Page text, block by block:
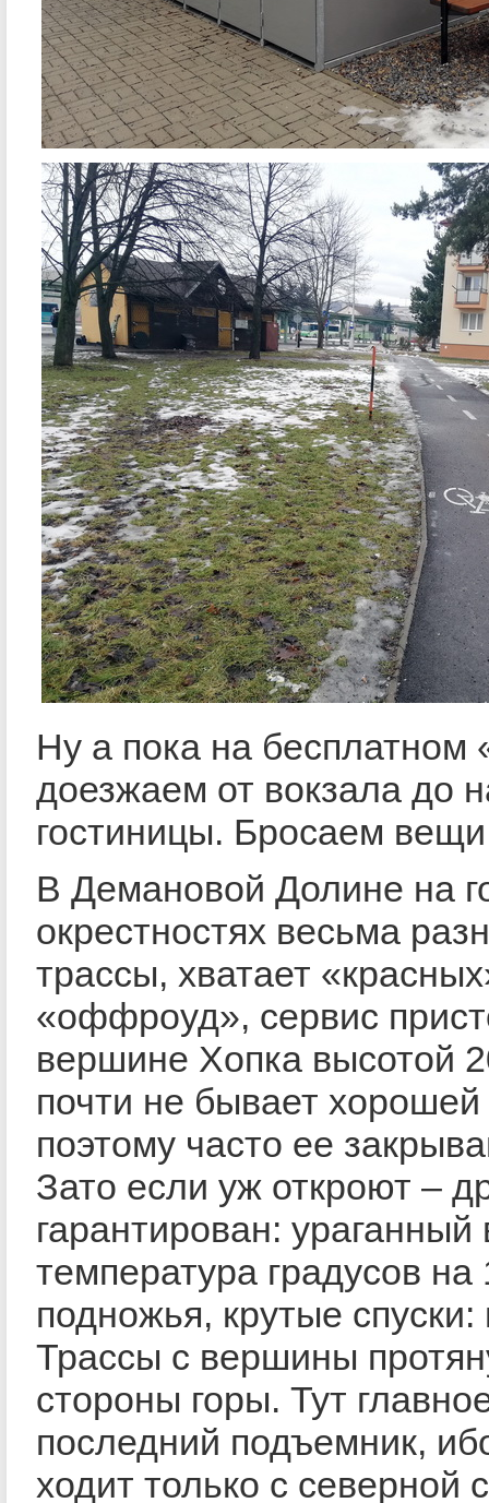
Ну а пока на бесплатном
доезжаем от вокзала до
гостиницы. Бросаем
В Демановой Долине на
окрестностях весьма
трассы, хватает
«оффроуд», сервис
вершине Хопка высотой
почти не бывает хорошей
поэтому часто ее
Зато если уж откроют –
гарантирован: ураганный
температура градусов
подножья, крутые
Трассы с вершины
стороны горы. Тут
последний подъемник,
ходит только с северной